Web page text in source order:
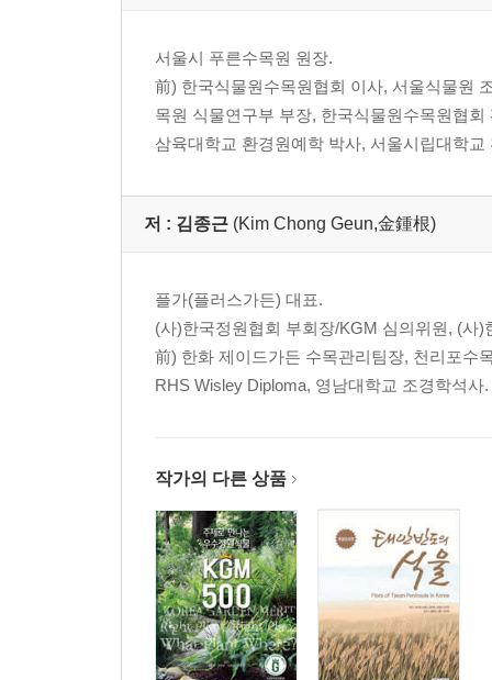
INDEX _ 국명 찾아보기 452
참고문헌 및 웹사이트 469
서울시 푸른수목원 원장.
前) 한국식물원수목원협회 이사, 서울식물원
목원 식물연구부 부장, 한국식물원수목원협회
삼육대학교 환경원예학 박사, 서울시립대학교
저 : 김종근 (Kim Chong Geun,金鍾根)
플가(플러스가든) 대표.
(사)한국정원협회 부회장/KGM 심의위원, (사
前) 한화 제이드가든 수목관리팀장, 천리포수
RHS Wisley Diploma, 영남대학교 조경학석사.
작가의 다른 상품